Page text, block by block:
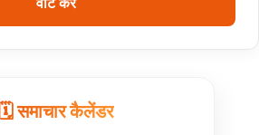
🗓️ समाचार कैलेंडर